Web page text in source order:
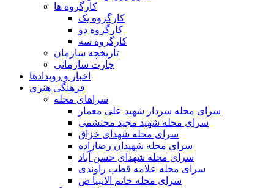
کارگروه ها
کارگروه یک
کارگروه دو
کارگروه سه
تاریخچه سازمان
چارت سازمانی
اخبار و رویدادها
فرهنگی هنری
سراهای محله
سرای محله سردار شهید علی معمار
سرای محله شهید مجید محتشمی
سرای محله شهدای خزاق
سرای محله شهیدان رضازاده
سرای محله شهدای حسن آباد
سرای محله علامه قطب راوندی
سرای محله خاتم الانبیا ص